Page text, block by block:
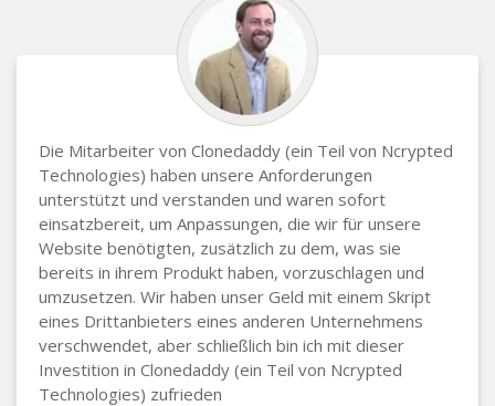
Die Mitarbeiter von Clonedaddy (ein Teil von Ncrypted
Technologies) haben unsere Anforderungen
unterstützt und verstanden und waren sofort
einsatzbereit, um Anpassungen, die wir für unsere
Website benötigten, zusätzlich zu dem, was sie
bereits in ihrem Produkt haben, vorzuschlagen und
umzusetzen. Wir haben unser Geld mit einem Skript
eines Drittanbieters eines anderen Unternehmens
verschwendet, aber schließlich bin ich mit dieser
Investition in Clonedaddy (ein Teil von Ncrypted
Technologies) zufrieden